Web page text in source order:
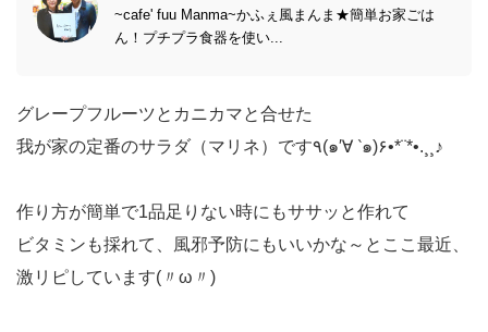
~cafe' fuu Manma~かふぇ風まんま★簡単お家ごは
ん！プチプラ食器を使い...
グレープフルーツとカニカマと合せた
我が家の定番のサラダ（マリネ）です٩(๑′∀ ‵๑)۶•*¨*•.¸¸♪
作り方が簡単で1品足りない時にもササッと作れて
ビタミンも採れて、風邪予防にもいいかな～とここ最近、
激リピしています(〃ω〃)